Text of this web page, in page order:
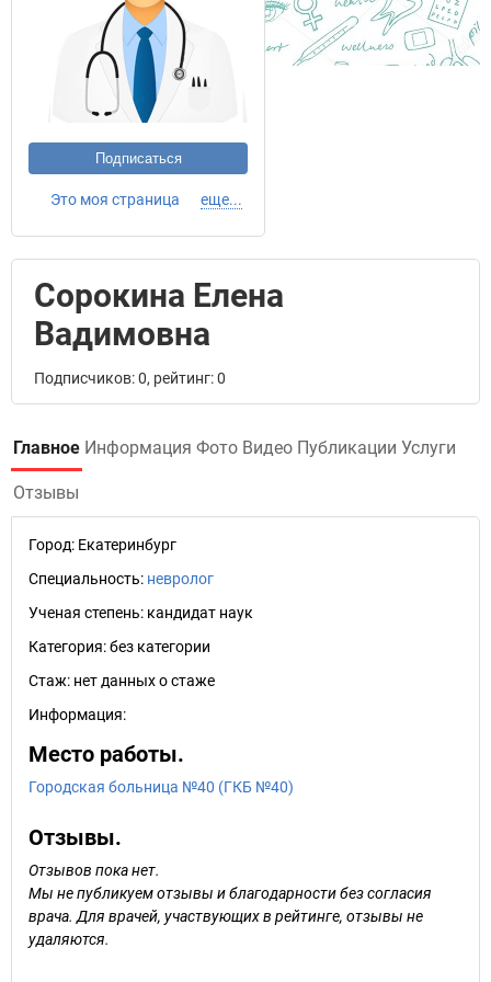
Подписаться
Это моя страница еще...
Сорокина Елена
Вадимовна
Подписчиков: 0, рейтинг: 0
Главное Информация Фото Видео Публикации Услуги
Отзывы
Город: Екатеринбург
Специальность: невролог
Ученая степень: кандидат наук
Категория:без категории
Стаж: нет данных о стаже
Информация:
Место работы.
Городская больница №40 (ГКБ №40)
Отзывы.
Отзывов пока нет.
Мы не публикуем отзывы и благодарности без согласия
врача. Для врачей, участвующих в рейтинге, отзывы не
удаляются.